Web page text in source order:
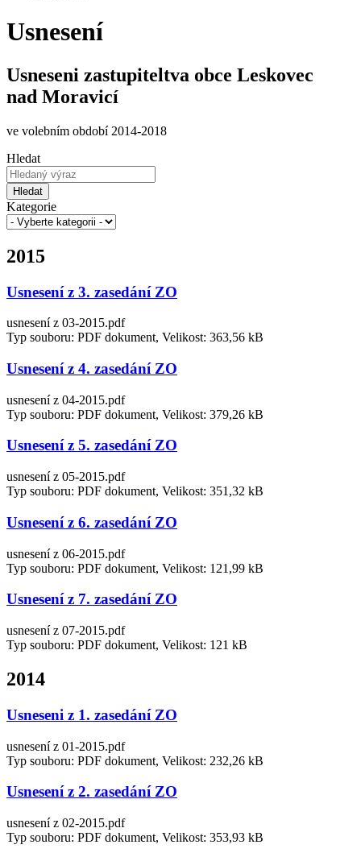
Usnesení
Usneseni zastupiteltva obce Leskovec
nad Moravicí
ve volebním období 2014-2018
Hledat
Hledat
Kategorie
2015
Usnesení z 3. zasedání ZO
usnesení z 03-2015.pdf
Typ souboru: PDF dokument, Velikost: 363,56 kB
Usnesení z 4. zasedání ZO
usnesení z 04-2015.pdf
Typ souboru: PDF dokument, Velikost: 379,26 kB
Usnesení z 5. zasedání ZO
usnesení z 05-2015.pdf
Typ souboru: PDF dokument, Velikost: 351,32 kB
Usnesení z 6. zasedání ZO
usnesení z 06-2015.pdf
Typ souboru: PDF dokument, Velikost: 121,99 kB
Usnesení z 7. zasedání ZO
usnesení z 07-2015.pdf
Typ souboru: PDF dokument, Velikost: 121 kB
2014
Usneseni z 1. zasedání ZO
usnesení z 01-2015.pdf
Typ souboru: PDF dokument, Velikost: 232,26 kB
Usnesení z 2. zasedání ZO
usnesení z 02-2015.pdf
Typ souboru: PDF dokument, Velikost: 353,93 kB